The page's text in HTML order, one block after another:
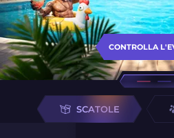
CONTROLLA
SCATOLE